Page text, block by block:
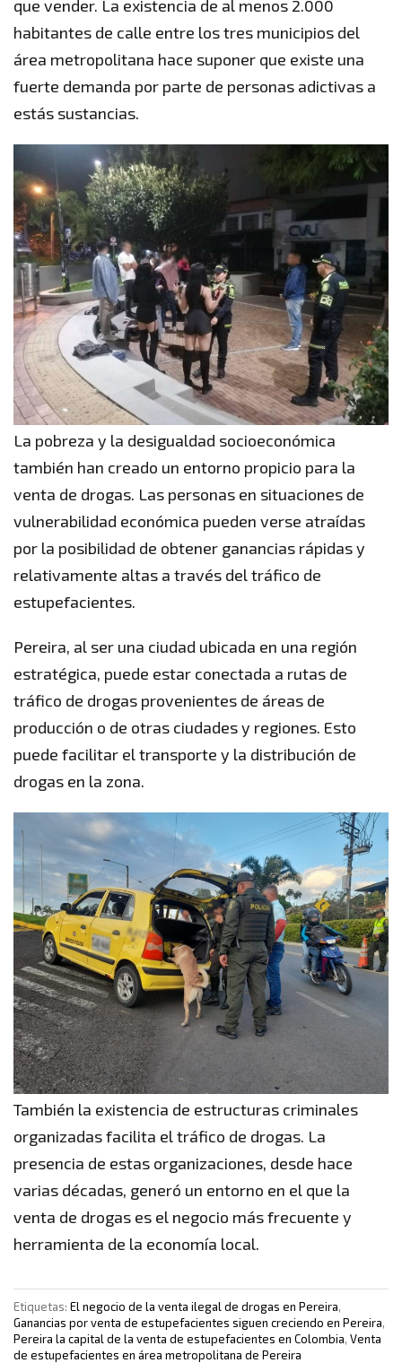
que vender. La existencia de al menos 2.000
habitantes de calle entre los tres municipios del
área metropolitana hace suponer que existe una
fuerte demanda por parte de personas adictivas a
estás sustancias.
La pobreza y la desigualdad socioeconómica
también han creado un entorno propicio para la
venta de drogas. Las personas en situaciones de
vulnerabilidad económica pueden verse atraídas
por la posibilidad de obtener ganancias rápidas y
relativamente altas a través del tráfico de
estupefacientes.
Pereira, al ser una ciudad ubicada en una región
estratégica, puede estar conectada a rutas de
tráfico de drogas provenientes de áreas de
producción o de otras ciudades y regiones. Esto
puede facilitar el transporte y la distribución de
drogas en la zona.
También la existencia de estructuras criminales
organizadas facilita el tráfico de drogas. La
presencia de estas organizaciones, desde hace
varias décadas, generó un entorno en el que la
venta de drogas es el negocio más frecuente y
herramienta de la economía local.
Etiquetas: El negocio de la venta ilegal de drogas en Pereira,
Ganancias por venta de estupefacientes siguen creciendo en Pereira,
Pereira la capital de la venta de estupefacientes en Colombia, Venta
de estupefacientes en área metropolitana de Pereira